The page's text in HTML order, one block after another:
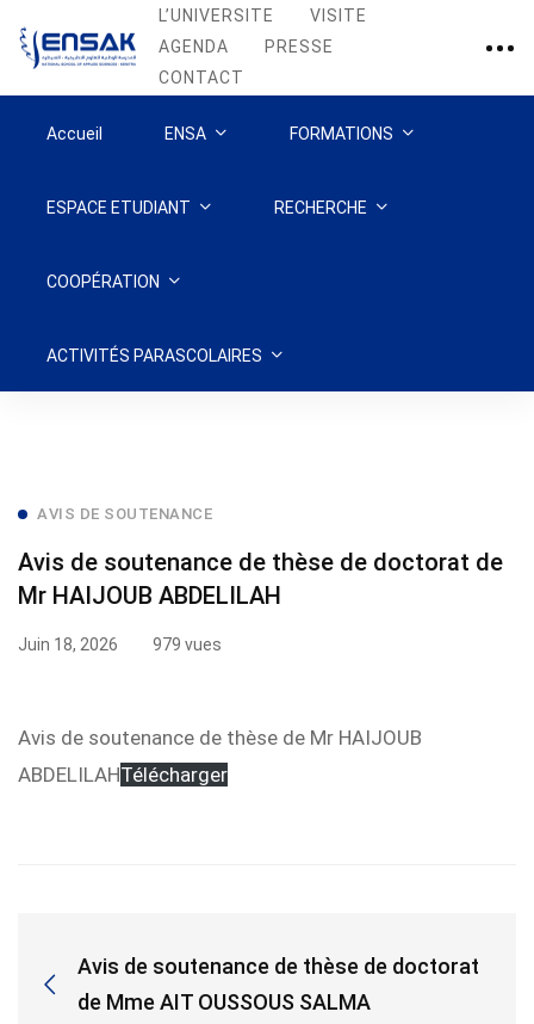
L’UNIVERSITE
VISITE
AGENDA
PRESSE
CONTACT
Accueil ENSA FORMATIONS
ESPACE ETUDIANT RECHERCHE
COOPÉRATION
ACTIVITÉS PARASCOLAIRES
Avis
de
soutenance
thèse
de
HAIJOUB
AVIS DE SOUTENANCE
Avis de soutenance de thèse de doctorat de
Mr HAIJOUB ABDELILAH
Juin 18, 2026 979 vues
Avis de soutenance de thèse de Mr HAIJOUB
ABDELILAHTélécharger
Avis de soutenance de thèse de doctorat
de Mme AIT OUSSOUS SALMA